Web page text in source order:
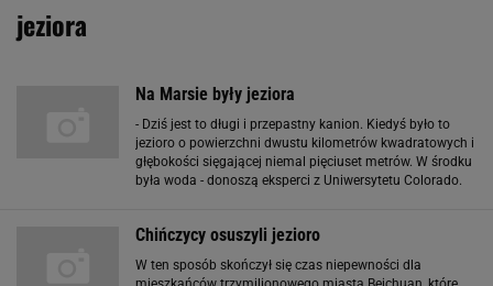
jeziora
Na Marsie były jeziora
- Dziś jest to długi i przepastny kanion. Kiedyś było to
jezioro o powierzchni dwustu kilometrów kwadratowych i
głębokości sięgającej niemal pięciuset metrów. W środku
była woda - donoszą eksperci z Uniwersytetu Colorado.
Chińczycy osuszyli jezioro
W ten sposób skończył się czas niepewności dla